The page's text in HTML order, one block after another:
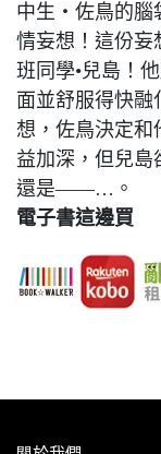
中生‧佐鳥的腦
情妄想！這份妄
班同學•兒島！
面並舒服得快
想，佐鳥決定和
益加深，但兒島
還是——…。
電子書這邊買